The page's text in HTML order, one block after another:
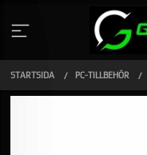
innehåll
STARTSIDA PC-TILLBEHÖR